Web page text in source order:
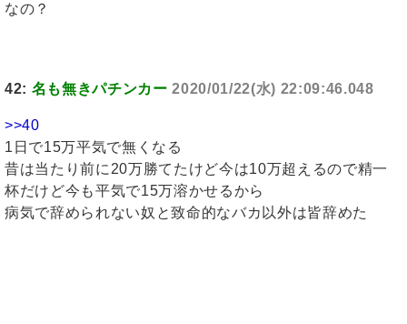
なの？
42: 名も無きパチンカー 2020/01/22(水) 22:09:46.048
>>40
1日で15万平気で無くなる
昔は当たり前に20万勝てたけど今は10万超えるので精一
杯だけど今も平気で15万溶かせるから
病気で辞められない奴と致命的なバカ以外は皆辞めた